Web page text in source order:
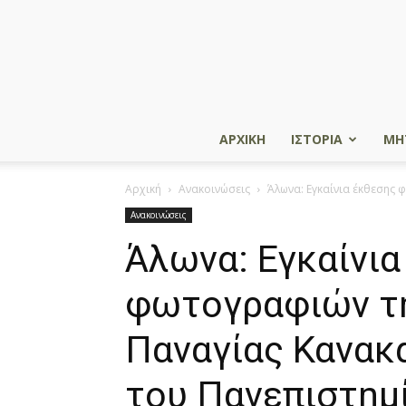
ΑΡΧΙΚΗ ΙΣΤΟΡΙΑ
Αρχική Ανακοινώσεις Άλωνα: Εγκαίνια έκθεσης
Ανακοινώσεις
Άλωνα:
φωτογραφιών
Παναγίας
του